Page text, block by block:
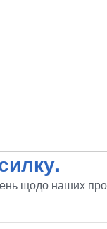
щодо наших